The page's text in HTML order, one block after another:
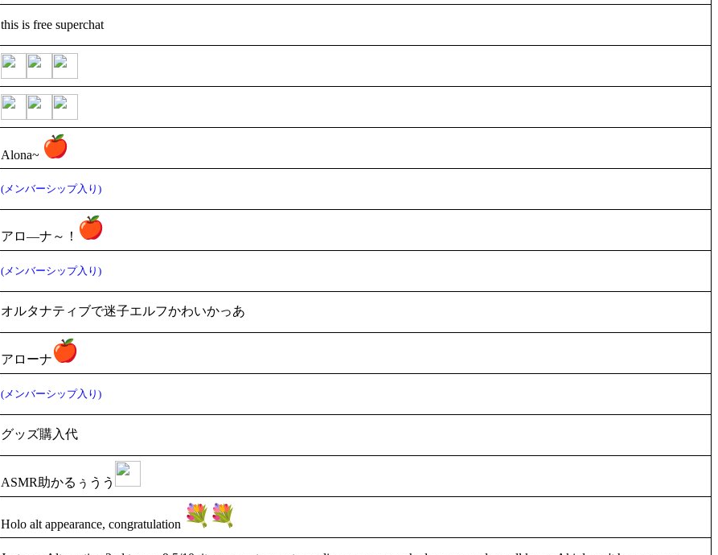
this is free superchat
Alona~
(メンバーシップ入り)
アロ―ナ～！
(メンバーシップ入り)
オルタナティブで迷子エルフかわいかっあ
アローナ
(メンバーシップ入り)
グッズ購入代
ASMR助かるぅうう
Holo alt appearance, congratulation